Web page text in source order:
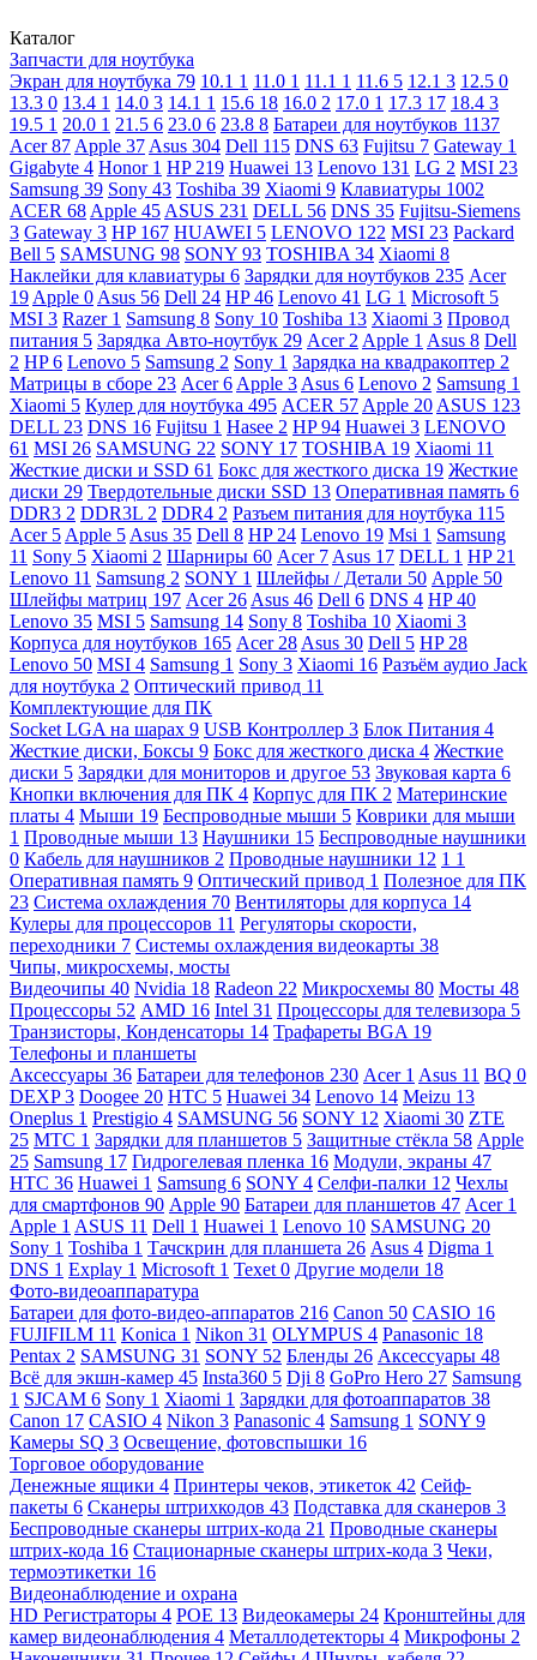
Каталог
Запчасти для ноутбука
Экран для ноутбука 79 10.1 1 11.0 1 11.1 1 11.6 5 12.1 3 12.5 0
13.3 0 13.4 1 14.0 3 14.1 1 15.6 18 16.0 2 17.0 1 17.3 17 18.4 3
19.5 1 20.0 1 21.5 6 23.0 6 23.8 8 Батареи для ноутбуков 1137
Acer87 Apple 37 Asus 304 Dell 115 DNS 63 Fujitsu 7 Gateway 1
Gigabyte 4 Honor 1 HP 219 Huawei 13 Lenovo 131 LG 2 MSI 23
Samsung 39 Sony 43 Toshiba 39 Xiaomi 9 Клавиатуры 1002
ACER 68 Apple 45 ASUS 231 DELL 56 DNS 35 Fujitsu-Siemens
3 Gateway 3 HP 167 HUAWEI 5 LENOVO 122 MSI 23 Packard
Bell 5 SAMSUNG 98 SONY 93 TOSHIBA 34 Xiaomi 8
Наклейки для клавиатуры 6 Зарядки для ноутбуков 235 Acer
19 Apple 0 Asus 56 Dell 24 HP46 Lenovo 41 LG 1 Microsoft 5
MSI 3 Razer 1 Samsung 8 Sony 10 Toshiba 13 Xiaomi 3 Провод
питания 5 Зарядка Авто-ноутбук 29 Acer 2 Apple 1 Asus 8 Dell
2 HP6 Lenovo 5 Samsung 2 Sony 1 Зарядка на квадракоптер 2
Матрицы в сборе 23 Acer6 Apple 3 Asus 6 Lenovo 2 Samsung 1
Xiaomi 5 Кулер для ноутбука 495 ACER 57 Apple 20 ASUS 123
DELL 23 DNS 16 Fujitsu 1 Hasee 2 HP94 Huawei 3 LENOVO
61 MSI 26 SAMSUNG 22 SONY 17 TOSHIBA 19 Xiaomi 11
Жесткие диски и SSD 61 Бокс для жесткого диска 19 Жесткие
диски 29 Твердотельные диски SSD 13 Оперативная память 6
DDR3 2 DDR3L 2 DDR4 2 Разъем питания для ноутбука 115
Acer 5 Apple 5 Asus 35 Dell 8 HP 24 Lenovo 19 Msi 1 Samsung
11 Sony 5 Xiaomi 2 Шарниры 60 Acer 7 Asus 17 DELL 1 HP 21
Lenovo 11 Samsung 2 SONY 1 Шлейфы / Детали 50 Apple 50
Шлейфы матриц 197 Acer 26 Asus 46 Dell 6 DNS 4 HP40
Lenovo 35 MSI 5 Samsung 14 Sony 8 Toshiba 10 Xiaomi 3
Корпуса для ноутбуков 165 Acer 28 Asus 30 Dell 5 HP 28
Lenovo 50 MSI 4 Samsung 1 Sony 3 Xiaomi 16 Разъём аудио Jack
для ноутбука 2 Оптический привод 11
Комплектующие для ПК
Socket LGA на шарах 9 USB Контроллер 3 Блок Питания 4
Жесткие диски, Боксы 9 Бокс для жесткого диска 4 Жесткие
диски 5 Зарядки для мониторов и другое 53 Звуковая карта 6
Кнопки включения для ПК 4 Корпус для ПК 2 Материнские
платы 4 Мыши 19 Беспроводные мыши 5 Коврики для мыши
1 Проводные мыши 13 Наушники 15 Беспроводные наушники
0 Кабель для наушников 2 Проводные наушники 12 1 1
Оперативная память 9 Оптический привод 1 Полезное для ПК
23 Система охлаждения 70 Вентиляторы для корпуса 14
Кулеры для процессоров 11 Регуляторы скорости,
переходники 7 Системы охлаждения видеокарты 38
Чипы, микросхемы, мосты
Видеочипы 40 Nvidia 18 Radeon 22 Микросхемы 80 Мосты 48
Процессоры 52 AMD 16 Intel 31 Процессоры для телевизора 5
Транзисторы, Конденсаторы 14 Трафареты BGA 19
Телефоны и планшеты
Аксессуары 36 Батареи для телефонов 230 Acer 1 Asus 11 BQ 0
DEXP3 Doogee 20 HTC 5 Huawei 34 Lenovo 14 Meizu 13
Oneplus 1 Prestigio 4 SAMSUNG 56 SONY 12 Xiaomi 30 ZTE
25 МТС 1 Зарядки для планшетов 5 Защитные стёкла 58 Apple
25 Samsung 17 Гидрогелевая пленка 16 Модули, экраны 47
HTC 36 Huawei 1 Samsung 6 SONY 4 Селфи-палки 12 Чехлы
для смартфонов 90 Apple 90 Батареи для планшетов 47 Acer 1
Apple 1 ASUS 11 Dell 1 Huawei 1 Lenovo 10 SAMSUNG 20
Sony 1 Toshiba 1 Тачскрин для планшета 26 Asus 4 Digma 1
DNS 1 Explay 1 Microsoft 1 Texet 0 Другие модели 18
Фото-видеоаппаратура
Батареи для фото-видео-аппаратов 216 Canon 50 CASIO 16
FUJIFILM 11 Konica 1 Nikon 31 OLYMPUS 4 Panasonic 18
Pentax 2 SAMSUNG 31 SONY 52 Бленды 26 Аксессуары 48
Всё для экшн-камер 45 Insta360 5 Dji 8 GoPro Hero 27 Samsung
1 SJCAM 6 Sony 1 Xiaomi 1 Зарядки для фотоаппаратов 38
Canon 17 CASIO 4 Nikon 3 Panasonic 4 Samsung 1 SONY 9
Камеры SQ 3 Освещение, фотовспышки 16
Торговое оборудование
Денежные ящики 4 Принтеры чеков, этикеток 42 Сейф-
пакеты 6 Сканеры штрихкодов 43 Подставка для сканеров 3
Беспроводные сканеры штрих-кода 21 Проводные сканеры
штрих-кода 16 Стационарные сканеры штрих-кода 3 Чеки,
термоэтикетки 16
Видеонаблюдение и охрана
HD Регистраторы 4 POE 13 Видеокамеры 24 Кронштейны для
камер видеонаблюдения 4 Металлодетекторы 4 Микрофоны 2